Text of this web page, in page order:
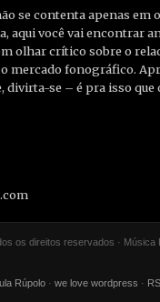
se contenta apenas em
aqui você vai encontrar
olhar crítico sobre o
mercado fonográfico.
divirta-se – é pra isso que
os direitos reservados · Música
Rúpolo · we love wordpress ·